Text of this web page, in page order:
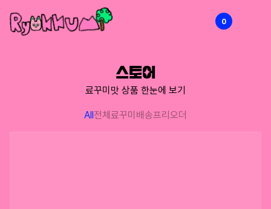
RYOKKUMi 0
스토어
료꾸미맛 상품 한눈에 보기
All전체료꾸미배송프리오더